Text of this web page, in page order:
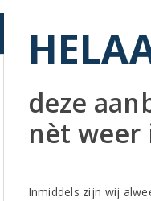
deze
nèt weer
Inmiddels zijn wij